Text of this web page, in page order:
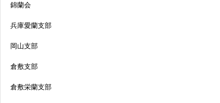
錦蘭会
兵庫愛蘭支部
岡山支部
倉敷支部
倉敷栄蘭支部